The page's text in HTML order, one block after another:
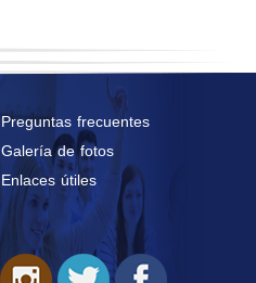
Preguntas frecuentes
Galería de fotos
Enlaces útiles